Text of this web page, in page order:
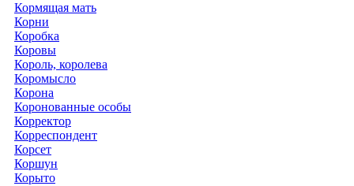
Кормящая мать
Корни
Коробка
Коровы
Король, королева
Коромысло
Корона
Коронованные особы
Корректор
Корреспондент
Корсет
Коршун
Корыто